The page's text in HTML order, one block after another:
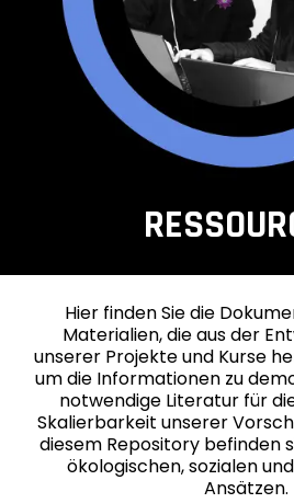
Hier finden Sie die
Materialien, die aus der
unserer Projekte und Kurse
um die Informationen zu
notwendige Literatur für
Skalierbarkeit unserer
diesem Repository befinden
ökologischen, sozialen
Ansätzen.